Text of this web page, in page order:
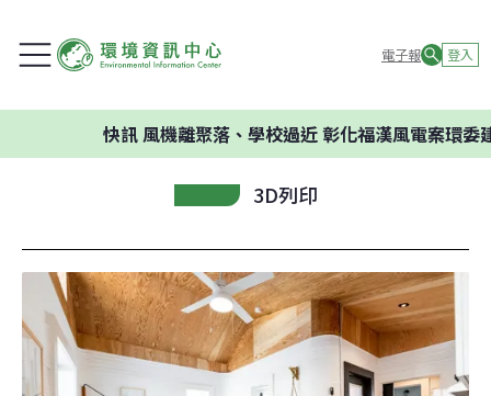
電子報 登入
風機離聚落、學校過近 彰化福漢風電案環委建議
3D列印